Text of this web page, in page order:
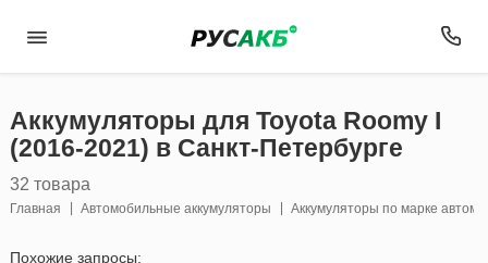
Аккумуляторы для Toyota Roomy I
(2016-2021) в Санкт-Петербурге
32 товара
Главная Автомобильные аккумуляторы Аккумуляторы по марке
Похожие запросы: